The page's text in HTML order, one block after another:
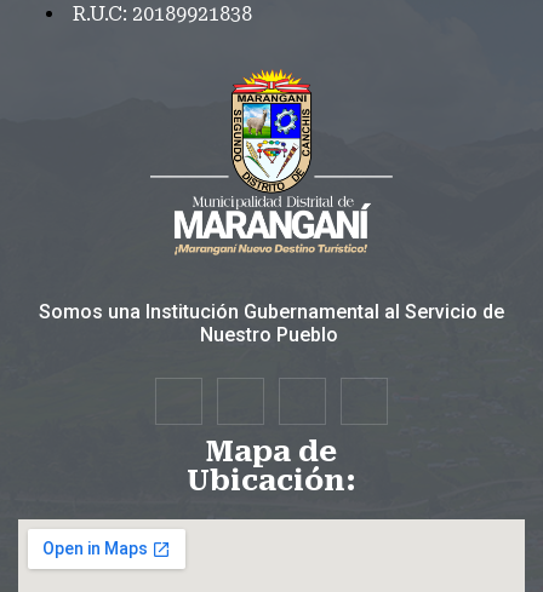
R.U.C: 20189921838
Somos una Institución Gubernamental al Servicio de
Nuestro Pueblo
Mapa de
Ubicación: